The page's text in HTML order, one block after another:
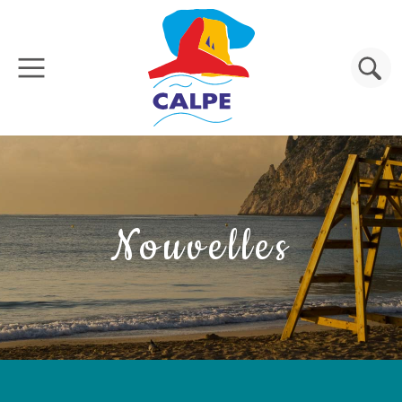
Aller au contenu principal
Rechercher
Nouvelles